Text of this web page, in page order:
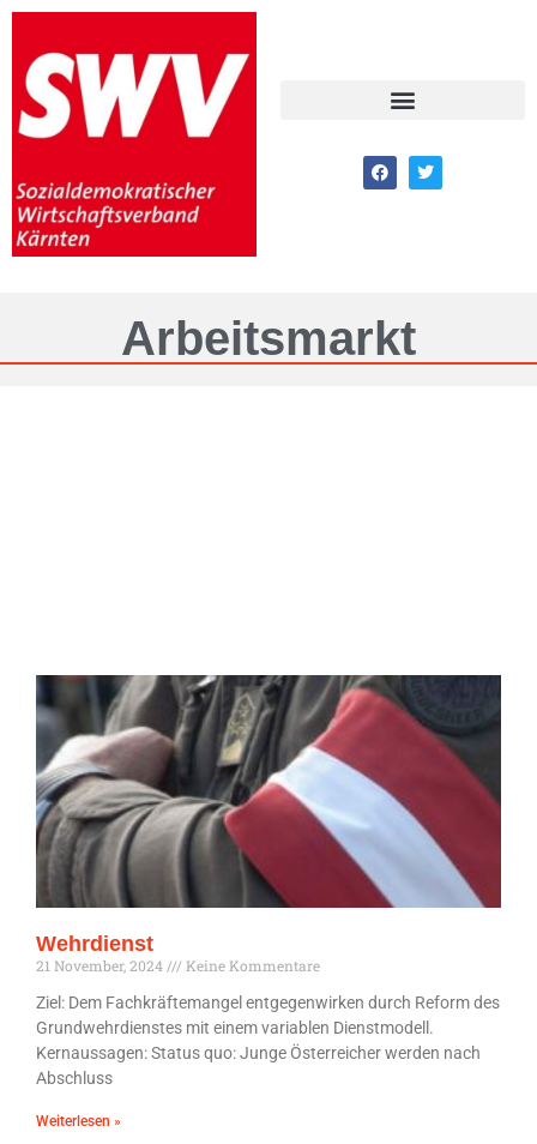
Arbeitsmarkt
Wehrdienst
21 November, 2024
Keine Kommentare
Ziel: Dem Fachkräftemangel entgegenwirken durch Reform des
Grundwehrdienstes mit einem variablen Dienstmodell.
Kernaussagen: Status quo: Junge Österreicher werden nach
Abschluss
Weiterlesen »